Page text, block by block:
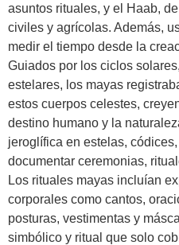
asuntos rituales, y el Haab,
civiles y agrícolas. Además,
medir el tiempo desde la
Guiados por los ciclos
estelares, los mayas
estos cuerpos celestes,
destino humano y la
jeroglífica en estelas,
documentar ceremonias,
Los rituales mayas incluían
corporales como cantos,
posturas, vestimentas y
simbólico y ritual que solo